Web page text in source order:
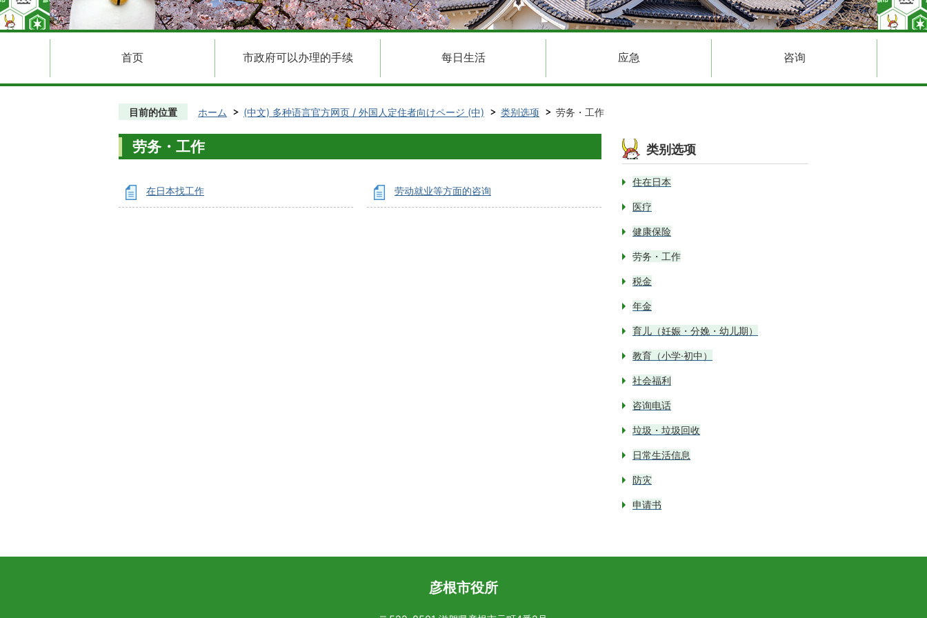
首页 市政府可以办理的手续 每日生活 应急 咨询
目前的位置 ホーム (中文) 多种语言官方网页 / 外国人定住者向けページ (中) 类别选项 劳务・工作
劳务・工作
在日本找工作 劳动就业等方面的咨询
类别选项
住在日本
医疗
健康保险
劳务・工作
税金
年金
育儿（妊娠・分娩・幼儿期）
教育（小学·初中）
社会福利
咨询电话
垃圾・垃圾回收
日常生活信息
防灾
申请书
彦根市役所